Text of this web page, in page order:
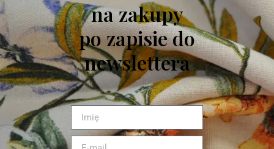
ZAPYTAJ O PRODUKT
na zakupy
po zapisie do
newslettera